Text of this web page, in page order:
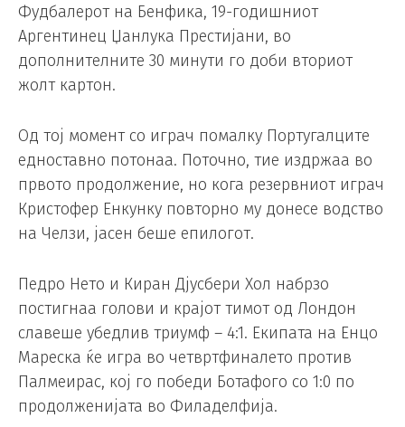
Фудбалерот на Бенфика, 19-годишниот
Аргентинец Џанлука Престијани, во
дополнителните 30 минути го доби вториот
жолт картон.
Од тој момент со играч помалку Португалците
едноставно потонаа. Поточно, тие издржаа во
првото продолжение, но кога резервниот играч
Кристофер Енкунку повторно му донесе водство
на Челзи, јасен беше епилогот.
Педро Нето и Киран Дјусбери Хол набрзо
постигнаа голови и крајот тимот од Лондон
славеше убедлив триумф – 4:1. Екипата на Енцо
Мареска ќе игра во четвртфиналето против
Палмеирас, кој го победи Ботафого со 1:0 по
продолженијата во Филаделфија.